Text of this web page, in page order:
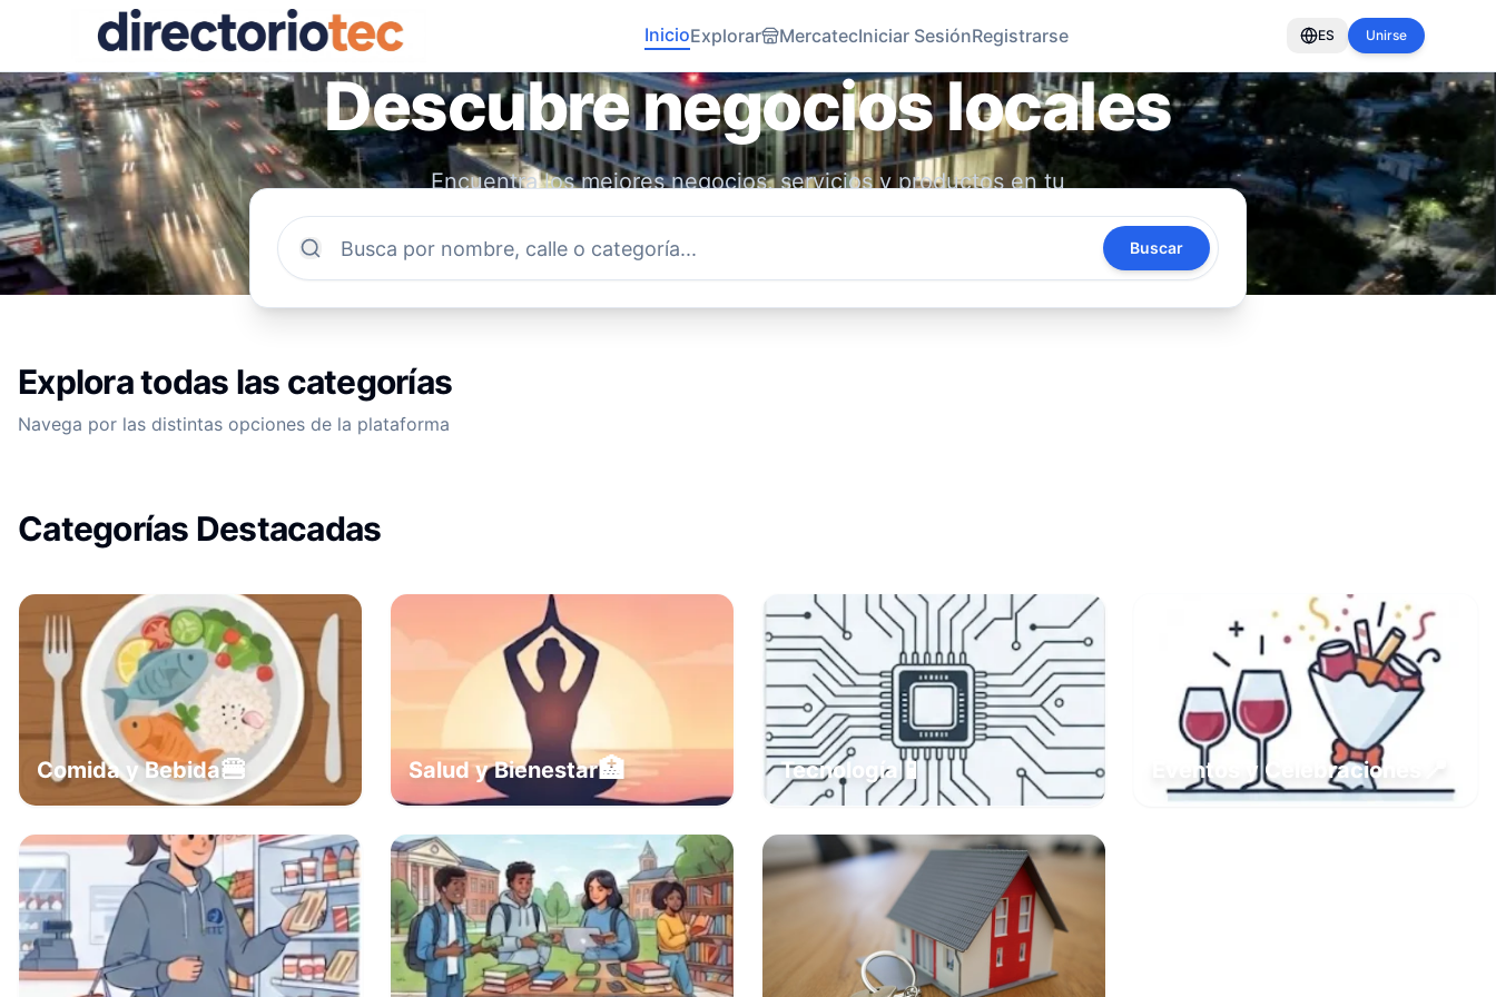
InicioExplorar MercatecIniciar SesiónRegistrarse ES Unirse
Descubre negocios locales
Encuentra los mejores negocios, servicios y productos en tu
comunidad. Conecta con emprendedores locales y apoya tu
Buscar
Explora todas las categorías
Navega por las distintas opciones de la plataforma
Categorías Destacadas
Comida y Bebida🍔 Salud y Bienestar🏥 Tecnología 📱 Eventos y Celebraciones